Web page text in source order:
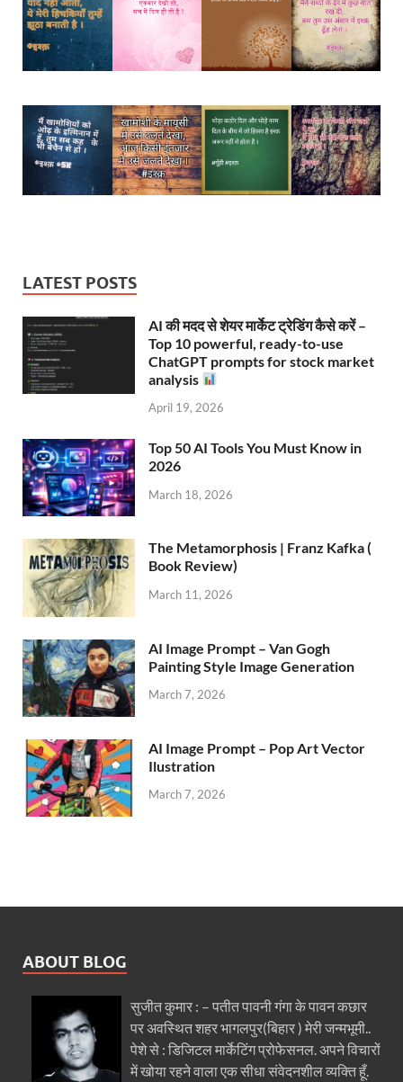
LATEST POSTS
AI की मदद से शेयर मार्केट ट्रेडिंग कैसे करें –
Top 10 powerful, ready-to-use
ChatGPT prompts for stock market
analysis
April 19, 2026
Top 50 AI Tools You Must Know in
2026
March 18, 2026
The Metamorphosis | Franz Kafka (
Book Review)
March 11, 2026
AI Image Prompt – Van Gogh
Painting Style Image Generation
March 7, 2026
AI Image Prompt – Pop Art Vector
Ilustration
March 7, 2026
ABOUT BLOG
सुजीत कुमार : – पतीत पावनी गंगा के पावन कछार
पर अवस्थित शहर भागलपुर(बिहार ) मेरी जन्मभूमी..
पेशे से : डिजिटल मार्केटिंग प्रोफेसनल. अपने विचारों
में खोया रहने वाला एक सीधा संवेदनशील व्यक्ति हूँ.